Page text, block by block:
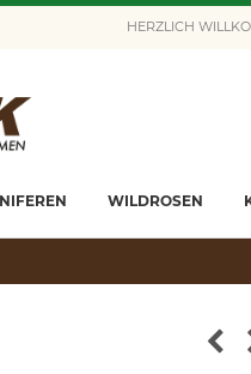
HERZLICH
WILDROSEN